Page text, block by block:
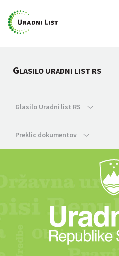
GLASILO URADNI LIST RS
Glasilo Uradni list RS
Preklic dokumentov